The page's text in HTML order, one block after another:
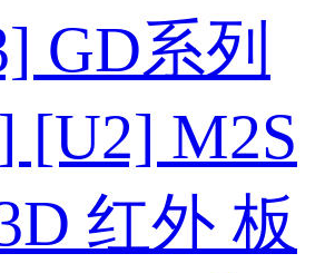
GD系列
[U2] M2S
红外 板